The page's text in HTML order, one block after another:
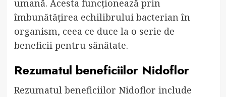
umană. Acesta funcționează prin
îmbunătățirea echilibrului bacterian în
organism, ceea ce duce la o serie de
beneficii pentru sănătate.
Rezumatul beneficiilor Nidoflor
Rezumatul beneficiilor Nidoflor include